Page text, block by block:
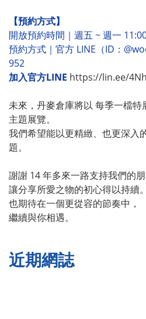
【預約方式】
開放預約時間｜週五 ~ 週一
預約方式｜官方 LINE（ID：
952
加入官方LINE https://lin.ee/
未來，丹麥倉庫將以 每季一檔
主題展覽。
我們希望能以更精緻、也更深入
題。
謝謝 14 年多來一路支持我們的朋
讓分享所愛之物的初心得以持續。
也期待在一個更從容的節奏中，
繼續與你相遇。
近期網誌